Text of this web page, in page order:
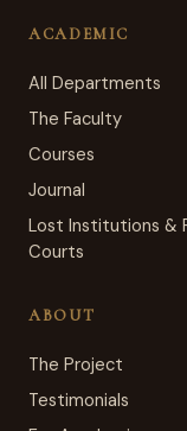
ACADEMIC
All Departments
The Faculty
Courses
Journal
Lost Institutions &
Courts
ABOUT
The Project
Testimonials